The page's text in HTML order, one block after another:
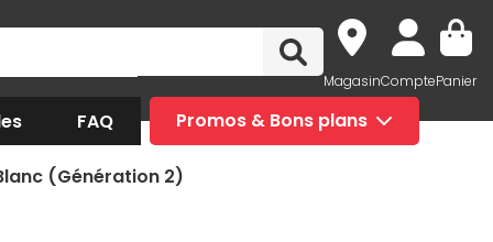
MagasinComptePanier
FAQ Promos & Bons plans
(Génération 2)